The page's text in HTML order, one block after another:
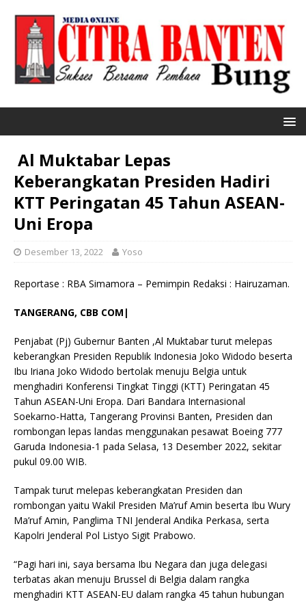
Al Muktabar Lepas
Keberangkatan Presiden Hadiri
KTT Peringatan 45 Tahun ASEAN-
Uni Eropa
Desember 13, 2022 Yoso
Reportase : RBA Simamora – Pemimpin Redaksi : Hairuzaman.
TANGERANG, CBB COM|
Penjabat (Pj) Gubernur Banten ,Al Muktabar turut melepas
keberangkan Presiden Republik Indonesia Joko Widodo beserta
Ibu Iriana Joko Widodo bertolak menuju Belgia untuk
menghadiri Konferensi Tingkat Tinggi (KTT) Peringatan 45
Tahun ASEAN-Uni Eropa. Dari Bandara Internasional
Soekarno-Hatta, Tangerang Provinsi Banten, Presiden dan
rombongan lepas landas menggunakan pesawat Boeing 777
Garuda Indonesia-1 pada Selasa, 13 Desember 2022, sekitar
pukul 09.00 WIB.
Tampak turut melepas keberangkatan Presiden dan
rombongan yaitu Wakil Presiden Ma’ruf Amin beserta Ibu Wury
Ma’ruf Amin, Panglima TNI Jenderal Andika Perkasa, serta
Kapolri Jenderal Pol Listyo Sigit Prabowo.
“Pagi hari ini, saya bersama Ibu Negara dan juga delegasi
terbatas akan menuju Brussel di Belgia dalam rangka
menghadiri KTT ASEAN-EU dalam rangka 45 tahun hubungan